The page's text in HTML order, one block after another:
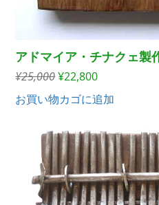
アドマイア・チナクェ製
¥25,000元
価
は
¥25,000
で
し
た。
¥22,800現
在
の
格
は
¥22,800
で
す。
お買い物カゴに追加